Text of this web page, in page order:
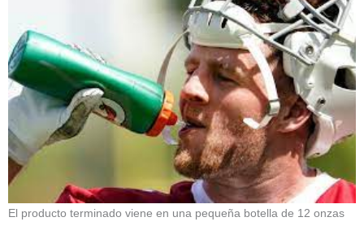
El producto terminado viene en una pequeña botella de 12 onzas